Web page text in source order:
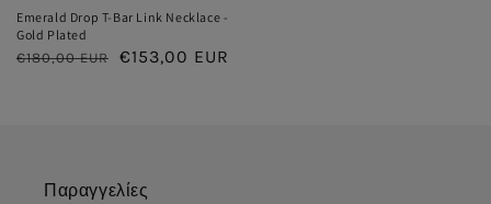
Emerald Drop T-Bar Link Necklace -
Gold Plated
Κανονική
€180,00 EUR
Τιμή
€153,00 EUR
Παραγγελίες